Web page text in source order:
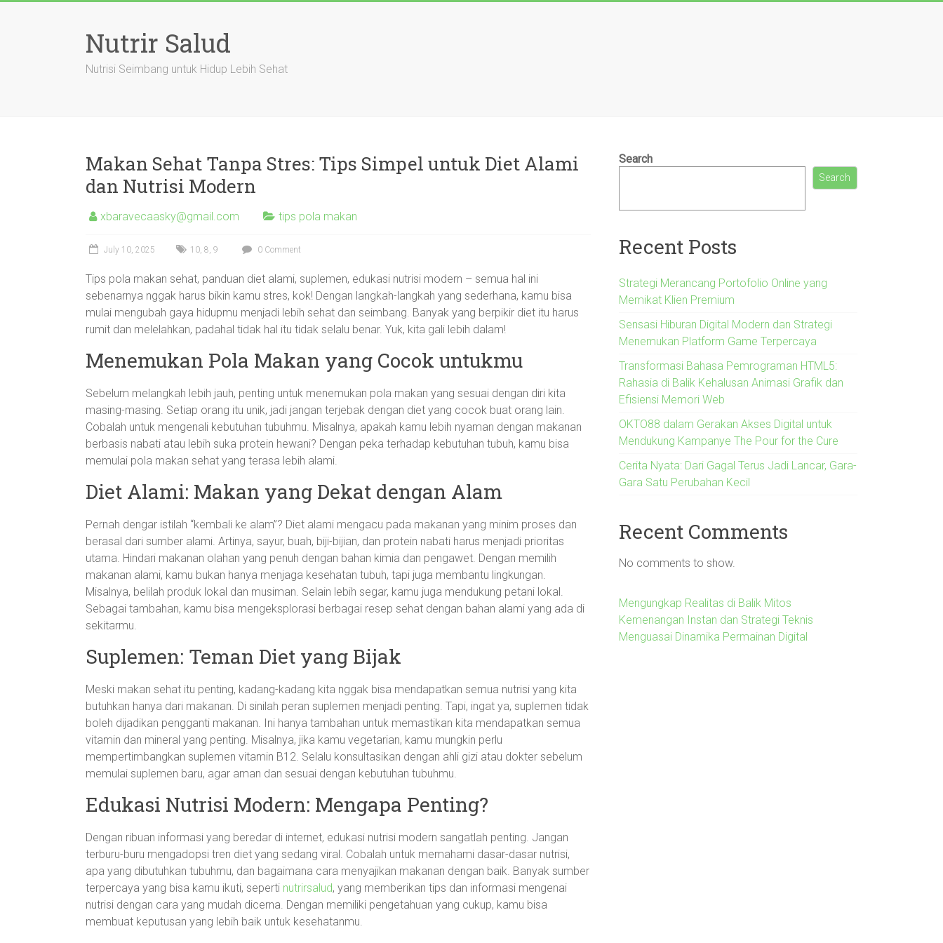
Nutrir Salud
Nutrisi Seimbang untuk Hidup Lebih Sehat
Makan Sehat Tanpa Stres: Tips Simpel untuk Diet Alami
dan Nutrisi Modern
xbaravecaasky@gmail.com tips pola makan
July 10, 2025 10, 8, 9 0 Comment
Tips pola makan sehat, panduan diet alami, suplemen, edukasi nutrisi modern – semua hal ini
sebenarnya nggak harus bikin kamu stres, kok! Dengan langkah-langkah yang sederhana, kamu bisa
mulai mengubah gaya hidupmu menjadi lebih sehat dan seimbang. Banyak yang berpikir diet itu harus
rumit dan melelahkan, padahal tidak hal itu tidak selalu benar. Yuk, kita gali lebih dalam!
Menemukan Pola Makan yang Cocok untukmu
Sebelum melangkah lebih jauh, penting untuk menemukan pola makan yang sesuai dengan diri kita
masing-masing. Setiap orang itu unik, jadi jangan terjebak dengan diet yang cocok buat orang lain.
Cobalah untuk mengenali kebutuhan tubuhmu. Misalnya, apakah kamu lebih nyaman dengan makanan
berbasis nabati atau lebih suka protein hewani? Dengan peka terhadap kebutuhan tubuh, kamu bisa
memulai pola makan sehat yang terasa lebih alami.
Diet Alami: Makan yang Dekat dengan Alam
Pernah dengar istilah “kembali ke alam”? Diet alami mengacu pada makanan yang minim proses dan
berasal dari sumber alami. Artinya, sayur, buah, biji-bijian, dan protein nabati harus menjadi prioritas
utama. Hindari makanan olahan yang penuh dengan bahan kimia dan pengawet. Dengan memilih
makanan alami, kamu bukan hanya menjaga kesehatan tubuh, tapi juga membantu lingkungan.
Misalnya, belilah produk lokal dan musiman. Selain lebih segar, kamu juga mendukung petani lokal.
Sebagai tambahan, kamu bisa mengeksplorasi berbagai resep sehat dengan bahan alami yang ada di
sekitarmu.
Suplemen: Teman Diet yang Bijak
Meski makan sehat itu penting, kadang-kadang kita nggak bisa mendapatkan semua nutrisi yang kita
butuhkan hanya dari makanan. Di sinilah peran suplemen menjadi penting. Tapi, ingat ya, suplemen tidak
boleh dijadikan pengganti makanan. Ini hanya tambahan untuk memastikan kita mendapatkan semua
vitamin dan mineral yang penting. Misalnya, jika kamu vegetarian, kamu mungkin perlu
mempertimbangkan suplemen vitamin B12. Selalu konsultasikan dengan ahli gizi atau dokter sebelum
memulai suplemen baru, agar aman dan sesuai dengan kebutuhan tubuhmu.
Edukasi Nutrisi Modern: Mengapa Penting?
Dengan ribuan informasi yang beredar di internet, edukasi nutrisi modern sangatlah penting. Jangan
terburu-buru mengadopsi tren diet yang sedang viral. Cobalah untuk memahami dasar-dasar nutrisi,
apa yang dibutuhkan tubuhmu, dan bagaimana cara menyajikan makanan dengan baik. Banyak sumber
terpercaya yang bisa kamu ikuti, seperti nutrirsalud, yang memberikan tips dan informasi mengenai
nutrisi dengan cara yang mudah dicerna. Dengan memiliki pengetahuan yang cukup, kamu bisa
membuat keputusan yang lebih baik untuk kesehatanmu.
Search
Search
Recent Posts
Strategi Merancang Portofolio Online yang
Memikat Klien Premium
Sensasi Hiburan Digital Modern dan Strategi
Menemukan Platform Game Terpercaya
Transformasi Bahasa Pemrograman HTML5:
Rahasia di Balik Kehalusan Animasi Grafik dan
Efisiensi Memori Web
OKTO88 dalam Gerakan Akses Digital untuk
Mendukung Kampanye The Pour for the Cure
Cerita Nyata: Dari Gagal Terus Jadi Lancar, Gara-
Gara Satu Perubahan Kecil
Recent Comments
No comments to show.
Mengungkap Realitas di Balik Mitos
Kemenangan Instan dan Strategi Teknis
Menguasai Dinamika Permainan Digital